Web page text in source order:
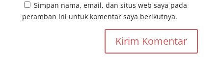
Simpan nama, email, dan situs web saya pada
peramban ini untuk komentar saya berikutnya.